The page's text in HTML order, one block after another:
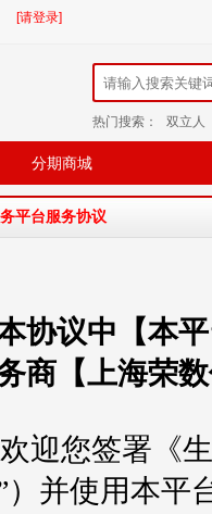
[请登录]
热门搜索： 双立人
分期商城
平台服务协议
协议中【本
商【上海荣
欢迎您签署《
）并使用本平